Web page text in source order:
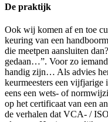
De praktijk
Ook wij komen af en toe
keuring van een
die meetpen aansluiten
gedaan…”. Voor zo
handig zijn… Als advies
keurmeesters een
eens een wets- of
op het certificaat van een
de verhalen dat VCA- /